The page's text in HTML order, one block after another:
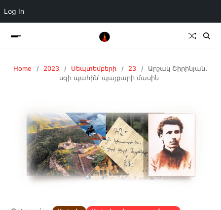
Log In
Home 2023 Սեպտեմբերի 23
Արշակ Շիրինյան․
սգի պահին՝ պայքարի մասին